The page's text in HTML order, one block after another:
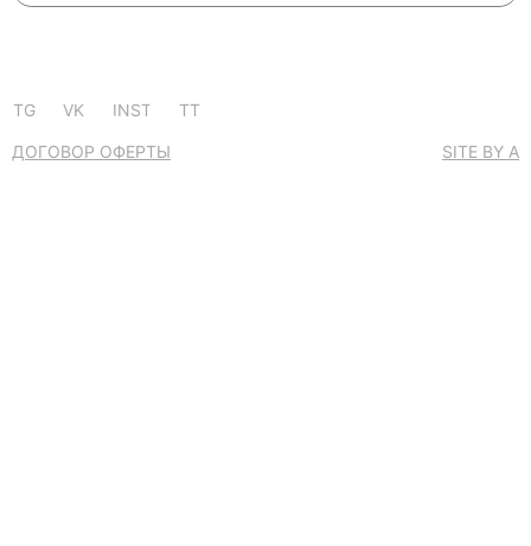
ДОГОВОР ОФЕРТЫ SITE BY A
TG INST
VK TT